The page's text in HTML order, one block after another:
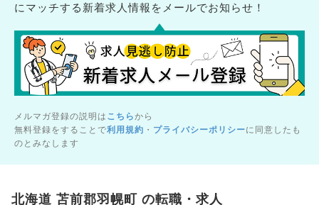
にマッチする新着求人情報をメールでお知らせ！
メルマガ登録の説明は こちらから
無料登録をすることで利用規約 ・ プライバシーポリシーに同意したも
のとみなします
北海道 苫前郡羽幌町 の転職・求人